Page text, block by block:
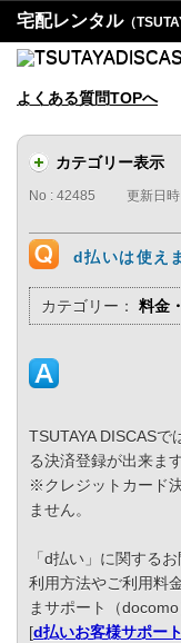
宅配レンタル（
よくある質問TOPへ
カテゴリー表示
No : 42485 更新日
d払いは使え
カテゴリー： 料金
TSUTAYA DISCAS
る決済登録が出来ます
※クレジットカード
ません。
「d払い」に関する
利用方法やご利用料
まサポート（docomo
[d払いお客様サポー